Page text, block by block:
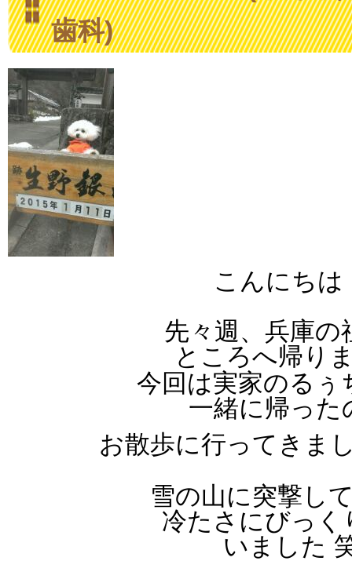
歯科)
こんにちは
先々週、兵庫の
ところへ帰り
今回は実家のるぅ
一緒に帰った
お散歩に行ってきま
雪の山に突撃し
冷たさにびっく
いました